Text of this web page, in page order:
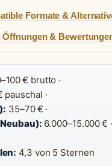
Formate &
&
€ brutto ·
pauschal ·
35–70 € ·
6.000–15.000 € ·
4,3 von 5 Sternen